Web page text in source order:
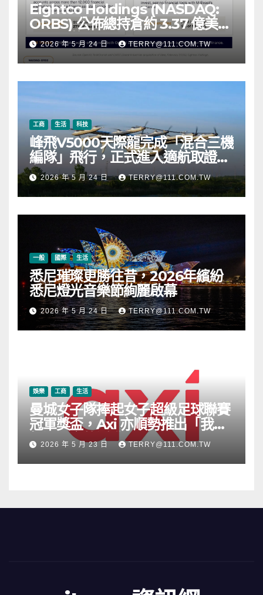
Eightco Holdings (NASDAQ:
ORBS) 公佈總持倉約 3.37 億美
元，涵蓋 OpenAI、Beast
Industries、超過 11,000 枚以太
幣 (ETH) 及逾 2.83 億枚 WLD 代
幣
2026 年 5 月 24 日 TERRY@111.COM.TW
工商 生活 科技
峰飛V5000天際龍完成「混合三機
編隊」飛行，正式進入適航取證階
段2026 年 5 月 24 日 TERRY@111.COM.TW
一般 國際 生活
悉尼璀璨更勝往昔，2026年繽紛
悉尼燈光音樂節絢麗啟幕
2026 年 5 月 24 日 TERRY@111.COM.TW
娛樂 工商 生活
曼城女子隊捧起女子超級足球聯賽
冠軍獎盃，Axi 亦順勢推出「我的
根源」宣傳活動
2026 年 5 月 23 日 TERRY@111.COM.TW